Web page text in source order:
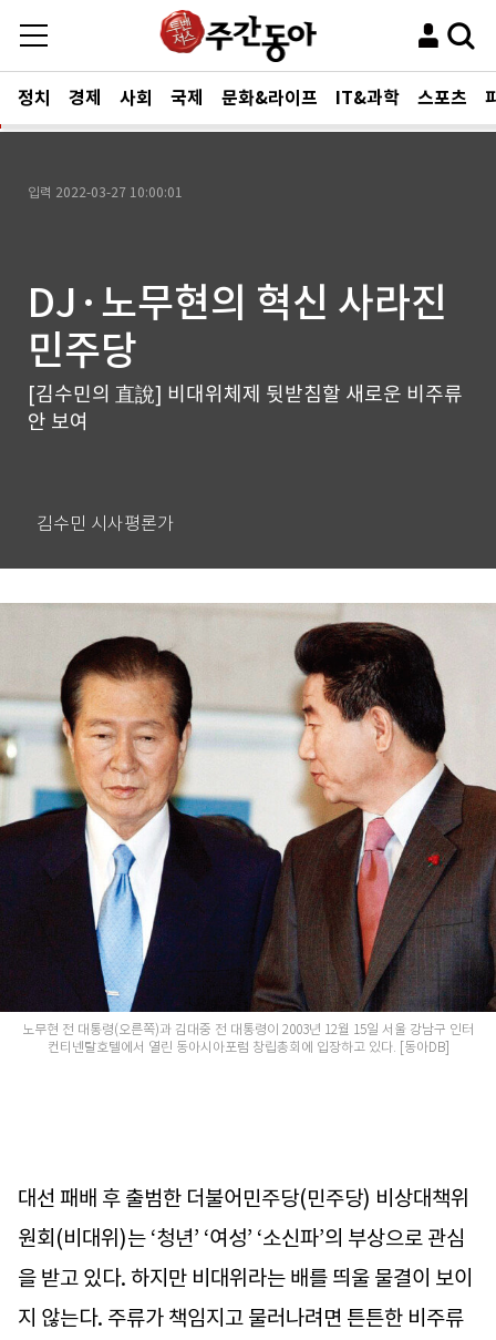
정치 경제 사회 국제 문화&라이프 IT&과학 스포츠
입력 2022-03-27 10:00:01
DJ·노무현의 혁신 사라진
민주당
[김수민의 直說] 비대위체제 뒷받침할 새로운 비주류
안 보여
김수민 시사평론가
노무현 전 대통령(오른쪽)과 김대중 전 대통령이 2003년 12월 15일 서울 강남구 인터
컨티넨탈호텔에서 열린 동아시아포럼 창립총회에 입장하고 있다. [동아DB]
대선 패배 후 출범한 더불어민주당(민주당) 비상대책위
원회(비대위)는 ‘청년’ ‘여성’ ‘소신파’의 부상으로 관심
을 받고 있다. 하지만 비대위라는 배를 띄울 물결이 보이
지 않는다. 주류가 책임지고 물러나려면 튼튼한 비주류